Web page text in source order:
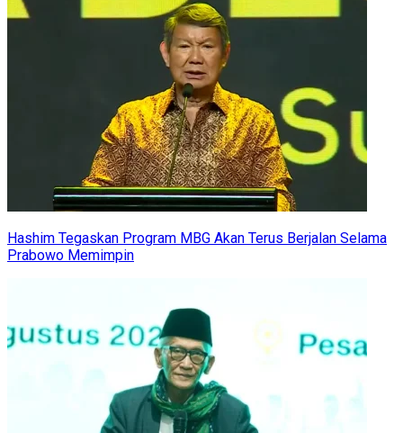
Hashim Tegaskan Program MBG Akan Terus Berjalan Selama
Prabowo Memimpin